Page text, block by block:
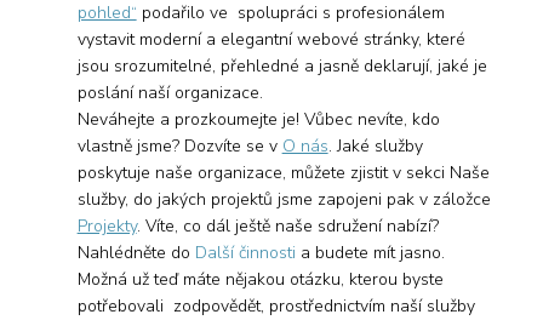
pohled“ podařilo ve spolupráci s profesionálem
vystavit moderní a elegantní webové stránky, které
jsou srozumitelné, přehledné a jasně deklarují, jaké je
poslání naší organizace.
Neváhejte a prozkoumejte je! Vůbec nevíte, kdo
vlastně jsme? Dozvíte se v O nás. Jaké služby
poskytuje naše organizace, můžete zjistit v sekci Naše
služby, do jakých projektů jsme zapojeni pak v záložce
Projekty. Víte, co dál ještě naše sdružení nabízí?
Nahlédněte do Další činnosti a budete mít jasno.
Možná už teď máte nějakou otázku, kterou byste
potřebovali zodpovědět, prostřednictvím naší služby